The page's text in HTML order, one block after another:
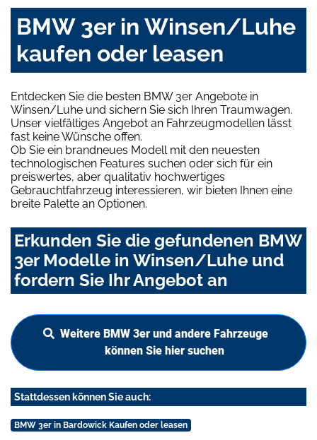
BMW 3er in Winsen/Luhe
kaufen oder leasen
Entdecken Sie die besten BMW 3er Angebote in
Winsen/Luhe und sichern Sie sich Ihren Traumwagen.
Unser vielfältiges Angebot an Fahrzeugmodellen lässt
fast keine Wünsche offen.
Ob Sie ein brandneues Modell mit den neuesten
technologischen Features suchen oder sich für ein
preiswertes, aber qualitativ hochwertiges
Gebrauchtfahrzeug interessieren, wir bieten Ihnen eine
breite Palette an Optionen.
Erkunden Sie die gefundenen BMW
3er Modelle in Winsen/Luhe und
fordern Sie Ihr Angebot an
Weitere BMW 3er und andere Fahrzeuge
können Sie hier suchen
Stattdessen können Sie auch:
BMW 3er in Bardowick Kaufen oder leasen